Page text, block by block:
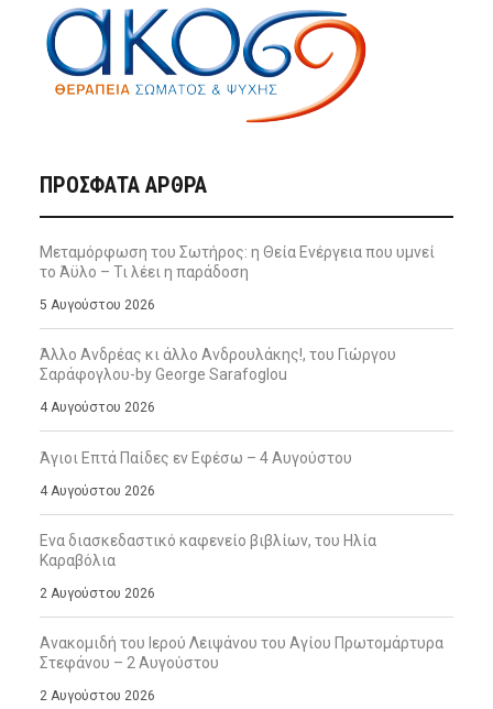
ΠΡΌΣΦΑΤΑ ΆΡΘΡΑ
Μεταμόρφωση του Σωτήρος: η Θεία Ενέργεια που υμνεί
το Άϋλο – Τι λέει η παράδοση
5 Αυγούστου 2026
Άλλο Ανδρέας κι άλλο Ανδρουλάκης!, του Γιώργου
Σαράφογλου-by George Sarafoglou
4 Αυγούστου 2026
Άγιοι Επτά Παίδες εν Εφέσω – 4 Αυγούστου
4 Αυγούστου 2026
Ενα διασκεδαστικό καφενείο βιβλίων, του Ηλία
Καραβόλια
2 Αυγούστου 2026
Ανακομιδή του Ιερού Λειψάνου του Αγίου Πρωτομάρτυρα
Στεφάνου – 2 Αυγούστου
2 Αυγούστου 2026